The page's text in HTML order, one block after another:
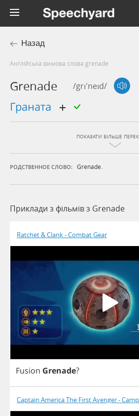
Назад
Англійська вимова слова grenade
Grenade /grɪ'neɪd/
граната
ПОКАЗАТИ БІЛЬШЕ
РОДСТВЕННОЕ СЛОВО: Grenade.
Приклади з фільмів з Grenade
Ratchet & Clank - Combat Gear
Fusion Grenade?
Captain America The First Avenger -